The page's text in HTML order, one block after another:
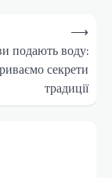
подають воду:
секрети
традиції
⟶